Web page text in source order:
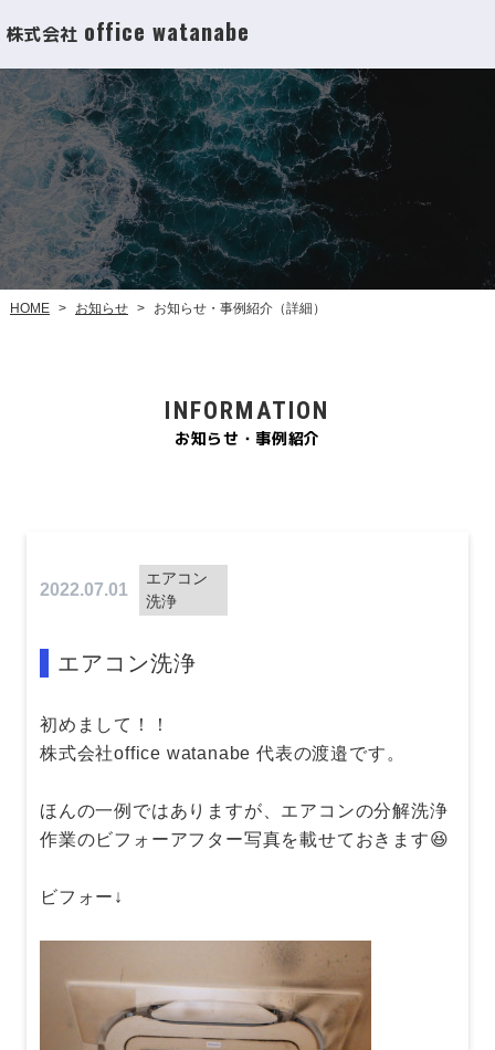
株式会社 office watanabe
HOME > お知らせ > お知らせ・事例紹介（詳細）
INFORMATION
お知らせ・事例紹介
2022.07.01
エアコン
洗浄
エアコン洗浄
初めまして！！
株式会社office watanabe 代表の渡邉です。
ほんの一例ではありますが、エアコンの分解洗浄
作業のビフォーアフター写真を載せておきます😆
ビフォー↓